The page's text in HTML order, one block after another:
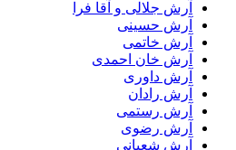
آرش جلالی و آقا فرا
آرش حسینی
آرش خاتمی
آرش خان احمدی
آرش داوری
آرش رادان
آرش رستمى
آرش رضوی
آرش شعبانی